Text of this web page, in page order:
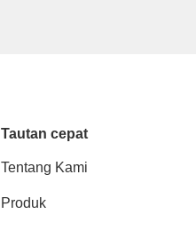
Tautan cepat
Tentang Kami
Produk